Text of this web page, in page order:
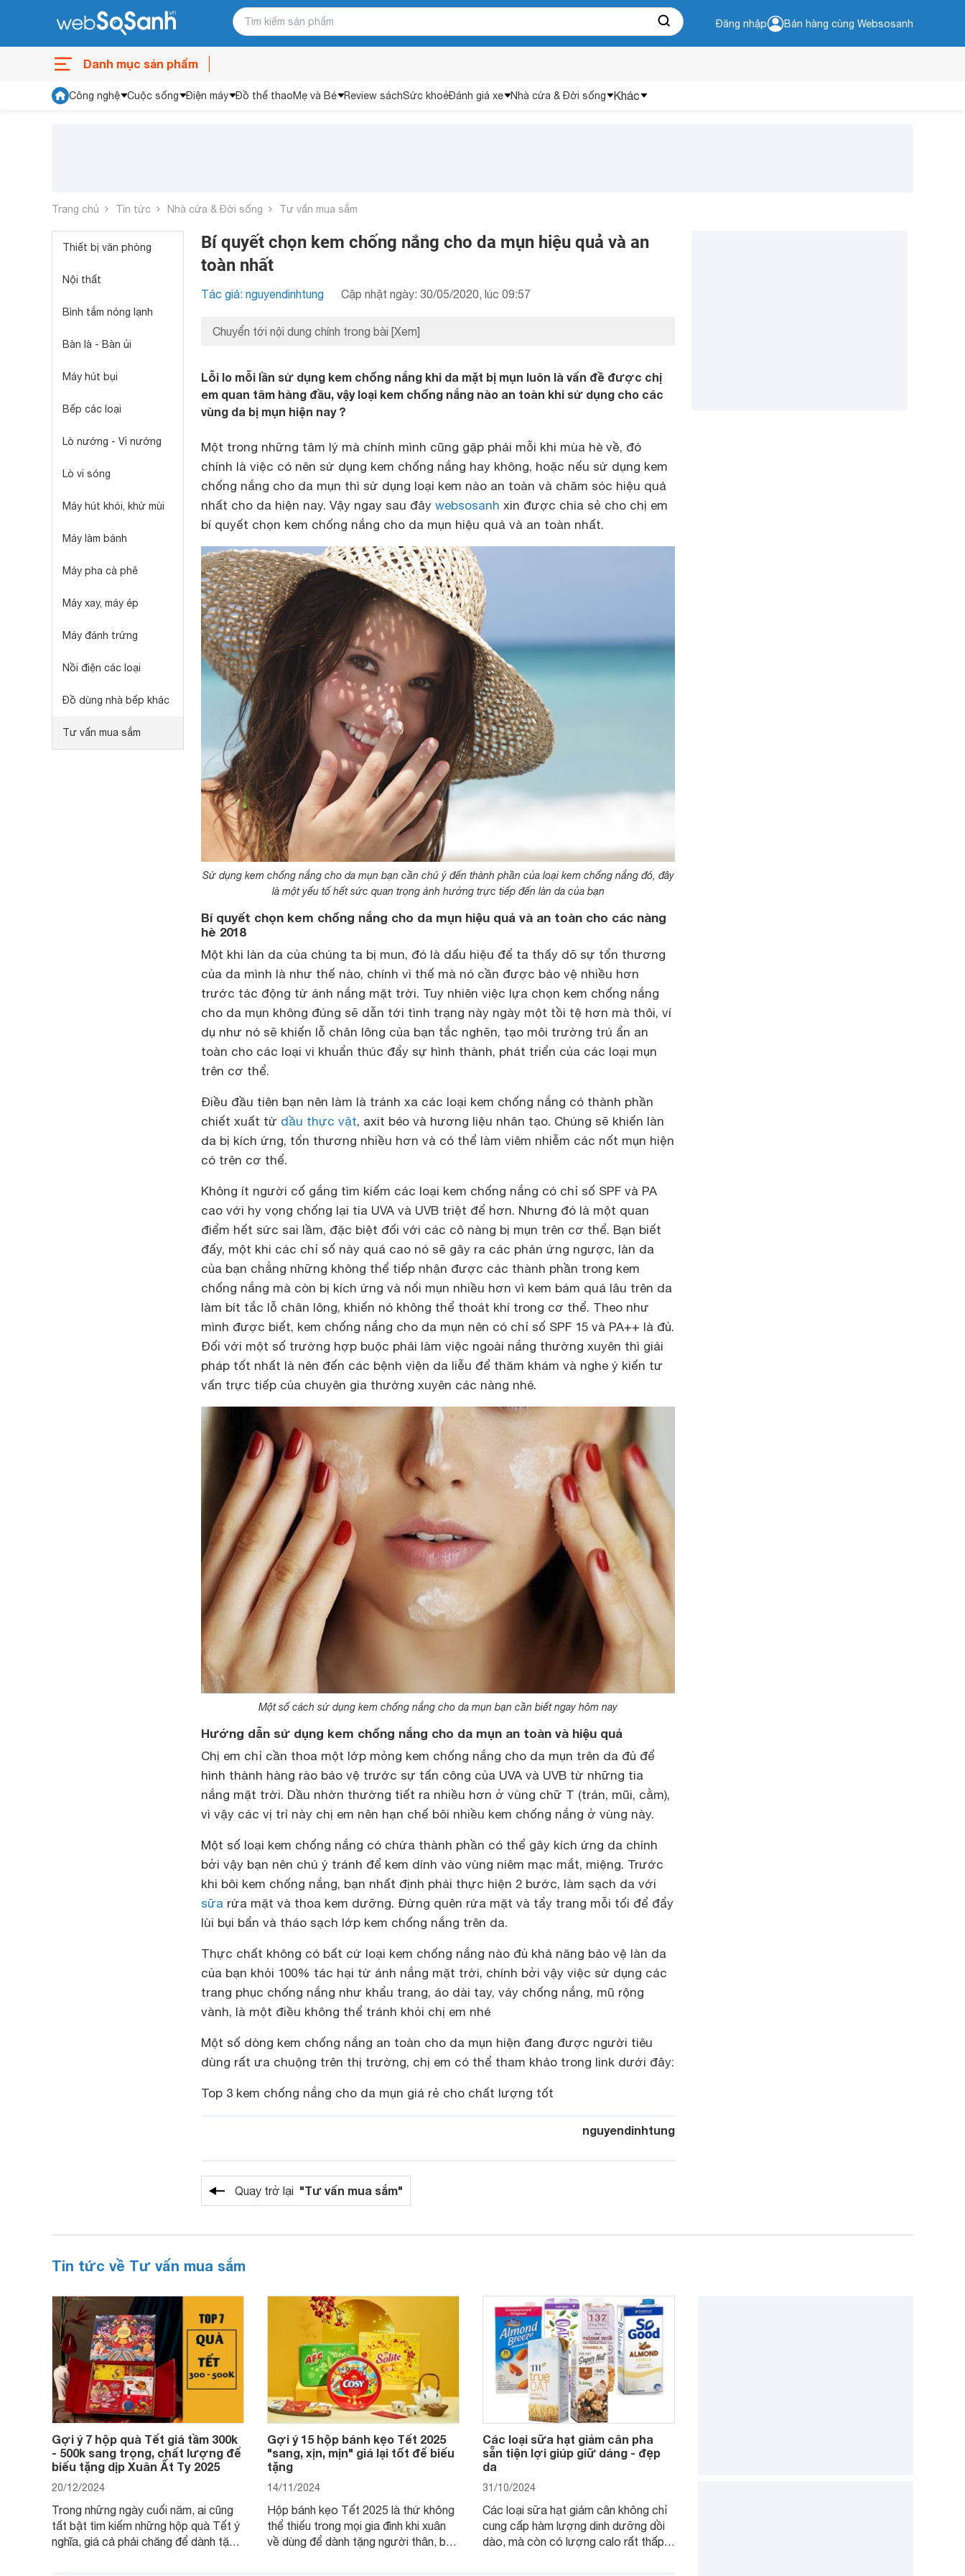
Đăng nhập Bán hàng cùng Websosanh
Danh mục sản phẩm
Công nghệ Cuộc sống Điện máy Đồ thể thaoMẹ và Bé Review sáchSức khoẻĐánh giá xe Nhà cửa & Đời sống Khác
Trang chủ Tin tức Nhà cửa & Đời sống Tư vấn mua sắm
Thiết bị văn phòng
Nội thất
Bình tắm nóng lạnh
Bàn là - Bàn ủi
Máy hút bụi
Bếp các loại
Lò nướng - Vỉ nướng
Lò vi sóng
Máy hút khói, khử mùi
Máy làm bánh
Máy pha cà phê
Máy xay, máy ép
Máy đánh trứng
Nồi điện các loại
Đồ dùng nhà bếp khác
Tư vấn mua sắm
Bí quyết chọn kem chống nắng cho da mụn hiệu quả và an
toàn nhất
Tác giả: nguyendinhtung Cập nhật ngày: 30/05/2020, lúc 09:57
Chuyển tới nội dung chính trong bài [Xem]
Lỗi lo mỗi lần sử dụng kem chống nắng khi da mặt bị mụn luôn là vấn đề được chị
em quan tâm hàng đầu, vậy loại kem chống nắng nào an toàn khi sử dụng cho các
vùng da bị mụn hiện nay ?
Một trong những tâm lý mà chính mình cũng gặp phải mỗi khi mùa hè về, đó
chính là việc có nên sử dụng kem chống nắng hay không, hoặc nếu sử dụng kem
chống nắng cho da mụn thì sử dụng loại kem nào an toàn và chăm sóc hiệu quả
nhất cho da hiện nay. Vậy ngay sau đây websosanh xin được chia sẻ cho chị em
bí quyết chọn kem chống nắng cho da mụn hiệu quả và an toàn nhất.
Sử dụng kem chống nắng cho da mụn bạn cần chú ý đến thành phần của loại kem chống nắng đó, đây
là một yếu tố hết sức quan trọng ảnh hưởng trực tiếp đến làn da của bạn
Bí quyết chọn kem chống nắng cho da mụn hiệu quả và an toàn cho các nàng
hè 2018
Một khi làn da của chúng ta bị mun, đó là dấu hiệu để ta thấy dõ sự tổn thương
của da mình là như thế nào, chính vì thế mà nó cần được bảo vệ nhiều hơn
trước tác động từ ánh nắng mặt trời. Tuy nhiên việc lựa chọn kem chống nắng
cho da mụn không đúng sẽ dẫn tới tình trạng này ngày một tồi tệ hơn mà thôi, ví
dụ như nó sẽ khiến lỗ chân lông của bạn tắc nghẽn, tạo môi trường trú ẩn an
toàn cho các loại vi khuẩn thúc đẩy sự hình thành, phát triển của các loại mụn
trên cơ thể.
Điều đầu tiên bạn nên làm là tránh xa các loại kem chống nắng có thành phần
chiết xuất từ dầu thực vật, axit béo và hương liệu nhân tạo. Chúng sẽ khiến làn
da bị kích ứng, tổn thương nhiều hơn và có thể làm viêm nhiễm các nốt mụn hiện
có trên cơ thể.
Không ít người cố gắng tìm kiếm các loại kem chống nắng có chỉ số SPF và PA
cao với hy vọng chống lại tia UVA và UVB triệt để hơn. Nhưng đó là một quan
điểm hết sức sai lầm, đặc biệt đối với các cô nàng bị mụn trên cơ thể. Bạn biết
đấy, một khi các chỉ số này quá cao nó sẽ gây ra các phản ứng ngược, làn da
của bạn chẳng những không thể tiếp nhận được các thành phần trong kem
chống nắng mà còn bị kích ứng và nổi mụn nhiều hơn vì kem bám quá lâu trên da
làm bít tắc lỗ chân lông, khiến nó không thể thoát khí trong cơ thể. Theo như
mình được biết, kem chống nắng cho da mụn nên có chỉ số SPF 15 và PA++ là đủ.
Đối với một số trường hợp buộc phải làm việc ngoài nắng thường xuyên thì giải
pháp tốt nhất là nên đến các bệnh viện da liễu để thăm khám và nghe ý kiến tư
vấn trực tiếp của chuyên gia thường xuyên các nàng nhé.
Một số cách sử dụng kem chống nắng cho da mụn bạn cần biết ngay hôm nay
Hướng dẫn sử dụng kem chống nắng cho da mụn an toàn và hiệu quả
Chị em chỉ cần thoa một lớp mỏng kem chống nắng cho da mụn trên da đủ để
hình thành hàng rào bảo vệ trước sự tấn công của UVA và UVB từ những tia
nắng mặt trời. Dầu nhờn thường tiết ra nhiều hơn ở vùng chữ T (trán, mũi, cằm),
vì vậy các vị trí này chị em nên hạn chế bôi nhiều kem chống nắng ở vùng này.
Một số loại kem chống nắng có chứa thành phần có thể gây kích ứng da chính
bởi vậy bạn nên chú ý tránh để kem dính vào vùng niêm mạc mắt, miệng. Trước
khi bôi kem chống nắng, bạn nhất định phải thực hiện 2 bước, làm sạch da với
sữa rửa mặt và thoa kem dưỡng. Đừng quên rửa mặt và tẩy trang mỗi tối để đẩy
lùi bụi bẩn và tháo sạch lớp kem chống nắng trên da.
Thực chất không có bất cứ loại kem chống nắng nào đủ khả năng bảo vệ làn da
của bạn khỏi 100% tác hại từ ánh nắng mặt trời, chính bởi vậy việc sử dụng các
trang phục chống nắng như khẩu trang, áo dài tay, váy chống nắng, mũ rộng
vành, là một điều không thể tránh khỏi chị em nhé
Một số dòng kem chống nắng an toàn cho da mụn hiện đang được người tiêu
dùng rất ưa chuộng trên thị trường, chị em có thể tham khảo trong link dưới đây:
Top 3 kem chống nắng cho da mụn giá rẻ cho chất lượng tốt
nguyendinhtung
Quay trở lại "Tư vấn mua sắm"
Tin tức về Tư vấn mua sắm
Gợi ý 7 hộp quà Tết giá tầm 300k
- 500k sang trọng, chất lượng để
biếu tặng dịp Xuân Ất Tỵ 2025
20/12/2024
Trong những ngày cuối năm, ai cũng
tất bật tìm kiếm những hộp quà Tết ý
nghĩa, giá cả phải chăng để dành tặng
Gợi ý 15 hộp bánh kẹo Tết 2025
"sang, xịn, mịn" giá lại tốt để biếu
tặng
14/11/2024
Hộp bánh kẹo Tết 2025 là thứ không
thể thiếu trong mọi gia đình khi xuân
về dùng để dành tặng người thân, bạn
Các loại sữa hạt giảm cân pha
sẵn tiện lợi giúp giữ dáng - đẹp
da
31/10/2024
Các loại sữa hạt giảm cân không chỉ
cung cấp hàm lượng dinh dưỡng dồi
dào, mà còn có lượng calo rất thấp